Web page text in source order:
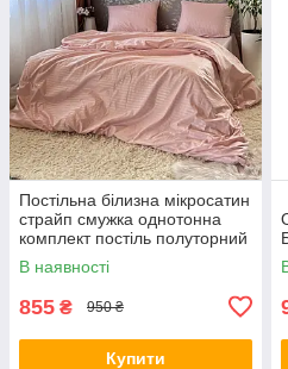
Постільна білизна мікросатин
страйп смужка однотонна
комплект постіль полуторний
двоспальний євро сімейний
Пудра
В наявності
855 ₴ 950 ₴
Купити